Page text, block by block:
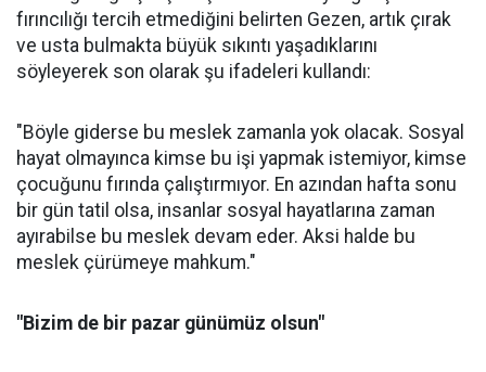
fırıncılığı tercih etmediğini belirten Gezen, artık çırak
ve usta bulmakta büyük sıkıntı yaşadıklarını
söyleyerek son olarak şu ifadeleri kullandı:
"Böyle giderse bu meslek zamanla yok olacak. Sosyal
hayat olmayınca kimse bu işi yapmak istemiyor, kimse
çocuğunu fırında çalıştırmıyor. En azından hafta sonu
bir gün tatil olsa, insanlar sosyal hayatlarına zaman
ayırabilse bu meslek devam eder. Aksi halde bu
meslek çürümeye mahkum."
"Bizim de bir pazar günümüz olsun"